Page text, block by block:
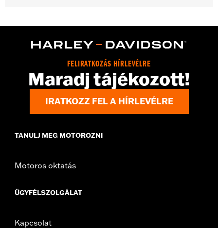
Functional Features:Zipper Front,Pockets,Armor Included,
WARRANTY:2 year limited warranty – Go towww.h-
for full details
Imported
FELIRATKOZÁS HÍRLEVÉLRE
Maradj tájékozott!
IRATKOZZ FEL A HÍRLEVÉLRE
TANULJ MEG MOTOROZNI
Motoros oktatás
ÜGYFÉLSZOLGÁLAT
Kapcsolat